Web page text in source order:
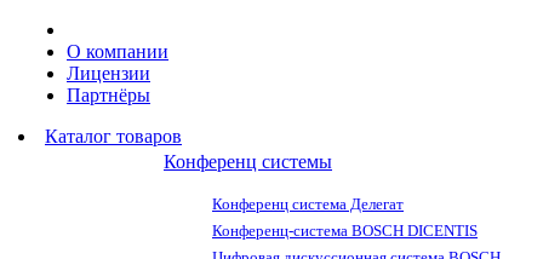
О компании
Лицензии
Партнёры
Каталог товаров
Конференц системы
Конференц система Делегат
Конференц-система BOSCH DICENTIS